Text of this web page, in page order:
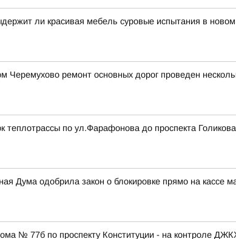
ли красивая мебель суровые испытания в
ремонт основных дорог проведен
теплотрассы по ул.Фарафонова до проспекта
Дума одобрила закон о блокировке прямо на кассе
№ 77б по проспекту Конституции - на контроле